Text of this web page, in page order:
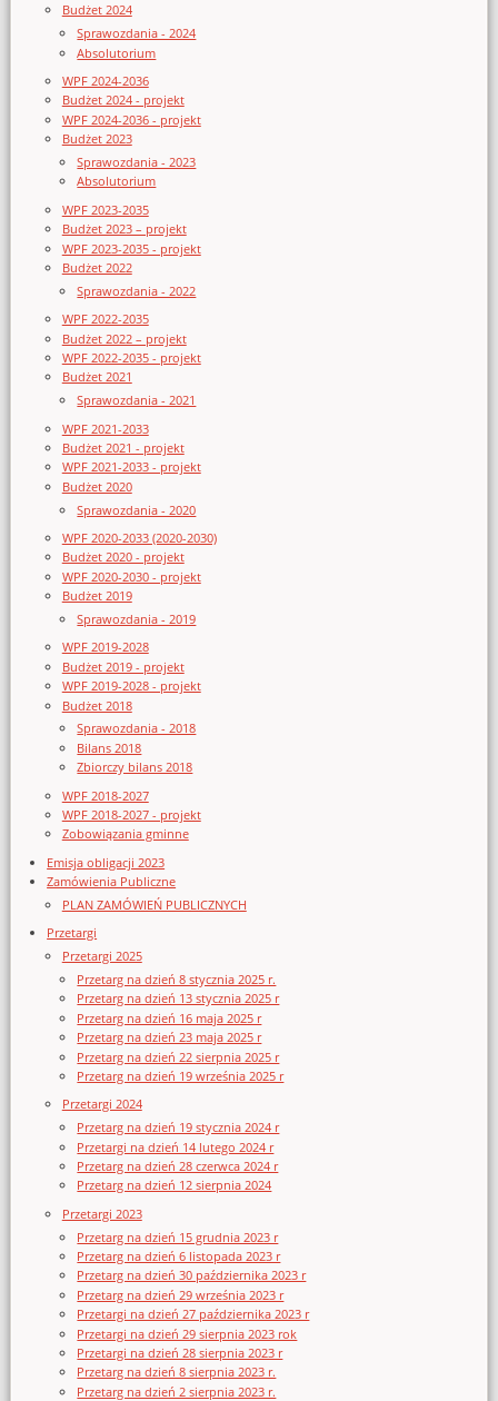
Budżet 2024
Sprawozdania - 2024
Absolutorium
WPF 2024-2036
Budżet 2024 - projekt
WPF 2024-2036 - projekt
Budżet 2023
Sprawozdania - 2023
Absolutorium
WPF 2023-2035
Budżet 2023 – projekt
WPF 2023-2035 - projekt
Budżet 2022
Sprawozdania - 2022
WPF 2022-2035
Budżet 2022 – projekt
WPF 2022-2035 - projekt
Budżet 2021
Sprawozdania - 2021
WPF 2021-2033
Budżet 2021 - projekt
WPF 2021-2033 - projekt
Budżet 2020
Sprawozdania - 2020
WPF 2020-2033 (2020-2030)
Budżet 2020 - projekt
WPF 2020-2030 - projekt
Budżet 2019
Sprawozdania - 2019
WPF 2019-2028
Budżet 2019 - projekt
WPF 2019-2028 - projekt
Budżet 2018
Sprawozdania - 2018
Bilans 2018
Zbiorczy bilans 2018
WPF 2018-2027
WPF 2018-2027 - projekt
Zobowiązania gminne
Emisja obligacji 2023
Zamówienia Publiczne
PLAN ZAMÓWIEŃ PUBLICZNYCH
Przetargi
Przetargi 2025
Przetarg na dzień 8 stycznia 2025 r.
Przetarg na dzień 13 stycznia 2025 r
Przetarg na dzień 16 maja 2025 r
Przetarg na dzień 23 maja 2025 r
Przetarg na dzień 22 sierpnia 2025 r
Przetarg na dzień 19 września 2025 r
Przetargi 2024
Przetarg na dzień 19 stycznia 2024 r
Przetargi na dzień 14 lutego 2024 r
Przetarg na dzień 28 czerwca 2024 r
Przetarg na dzień 12 sierpnia 2024
Przetargi 2023
Przetarg na dzień 15 grudnia 2023 r
Przetarg na dzień 6 listopada 2023 r
Przetarg na dzień 30 października 2023 r
Przetarg na dzień 29 września 2023 r
Przetargi na dzień 27 października 2023 r
Przetargi na dzień 29 sierpnia 2023 rok
Przetargi na dzień 28 sierpnia 2023 r
Przetarg na dzień 8 sierpnia 2023 r.
Przetarg na dzień 2 sierpnia 2023 r.